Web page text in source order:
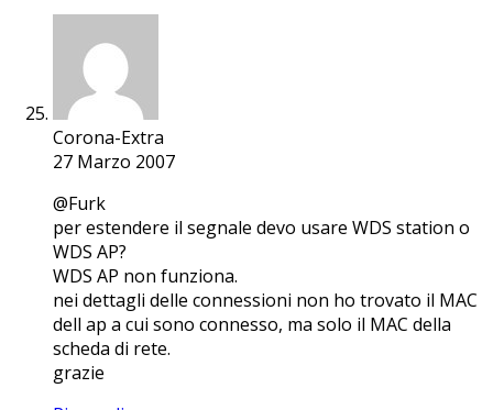
Corona-Extra
27 Marzo 2007
@Furk
per estendere il segnale devo usare WDS station o
WDS AP?
WDS AP non funziona.
nei dettagli delle connessioni non ho trovato il MAC
dell ap a cui sono connesso, ma solo il MAC della
scheda di rete.
grazie